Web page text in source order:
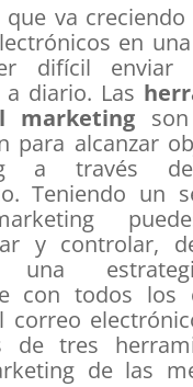
que va
en
difícil enviar
a diario. Las
marketing
para alcanzar
a través
Teniendo un
y controlar,
una
con todos los
correo
de tres
de las